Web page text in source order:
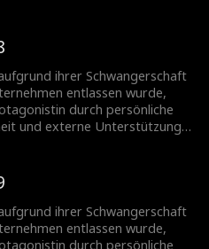
mit Kollegen ihren
wird das
drei Monate später aufgrund
in den Bankrott
ihrer Schwangerschaft
entlassen wurde,
durch persönliche
und externe Unterstützung
mit Kollegen ihren
wird das
drei Monate später aufgrund
in den Bankrott
ihrer Schwangerschaft
entlassen wurde,
durch persönliche